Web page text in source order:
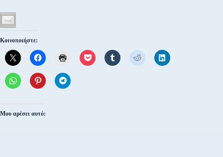
Κοινοποιήστε:
Μου αρέσει αυτό: